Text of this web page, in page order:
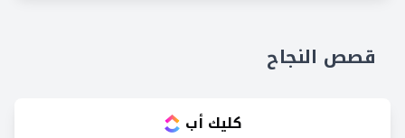
قصص النجاح
كليك أب